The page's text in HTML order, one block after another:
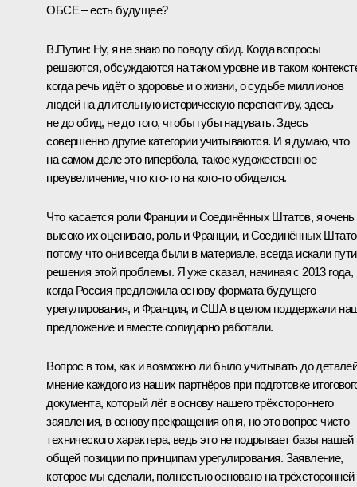
ОБСЕ – есть будущее?
В.Путин: Ну, я не знаю по поводу обид. Когда вопросы
решаются, обсуждаются на таком уровне и в таком
когда речь идёт о здоровье и о жизни, о судьбе миллионов
людей на длительную историческую перспективу, здесь
не до обид, не до того, чтобы губы надувать. Здесь
совершенно другие категории учитываются. И я думаю, что
на самом деле это гипербола, такое художественное
преувеличение, что кто-то на кого-то обиделся.
Что касается роли Франции и Соединённых Штатов, я очень
высоко их оцениваю, роль и Франции, и Соединённых
потому что они всегда были в материале, всегда искали пути
решения этой проблемы. Я уже сказал, начиная с 2013 года,
когда Россия предложила основу формата будущего
урегулирования, и Франция, и США в целом поддержали
предложение и вместе солидарно работали.
Вопрос в том, как и возможно ли было учитывать до
мнение каждого из наших партнёров при подготовке
документа, который лёг в основу нашего трёхстороннего
заявления, в основу прекращения огня, но это вопрос чисто
технического характера, ведь это не подрывает базы нашей
общей позиции по принципам урегулирования. Заявление,
которое мы сделали, полностью основано на трёхсторонней